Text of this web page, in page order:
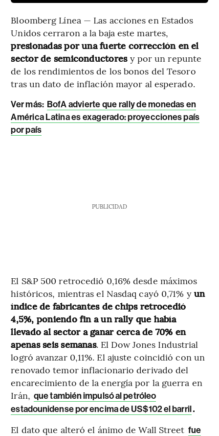
Bloomberg Línea — Las acciones en Estados
Unidos cerraron a la baja este martes,
presionadas por una fuerte corrección en el
sector de semiconductoresy por un repunte
de los rendimientos de los bonos del Tesoro
tras un dato de inflación mayor al esperado.
Ver más: BofA advierte que rally de monedas en
América Latina es exagerado: proyecciones país
por país
PUBLICIDAD
El S&P 500 retrocedió 0,16% desde máximos
históricos, mientras el Nasdaq cayó 0,71% y un
índice de fabricantes de chips retrocedió
4,5%, poniendo fin a un rally que había
llevado al sector a ganar cerca de 70% en
apenas seis semanas. El Dow Jones Industrial
logró avanzar 0,11%. El ajuste coincidió con un
renovado temor inflacionario derivado del
encarecimiento de la energía por la guerra en
Irán, que también impulsó al petróleo
estadounidense por encima de US$102 el barril.
El dato que alteró el ánimo de Wall Street fue